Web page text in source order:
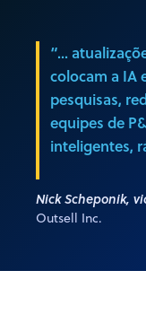
“...
colocam a IA
pesquisas,
equipes de
inteligentes,
Nick Scheponik,
Outsell Inc.